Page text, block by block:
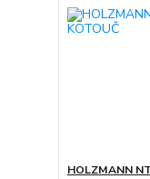
HOLZMANN